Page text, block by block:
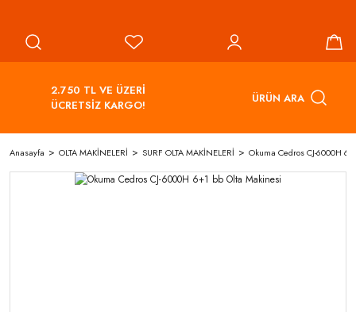
2.750 TL VE ÜZERİ
ÜCRETSİZ KARGO!
ÜRÜN ARA
Anasayfa OLTA MAKİNELERİ SURF OLTA MAKİNELERİ Okuma Cedros CJ-6000H